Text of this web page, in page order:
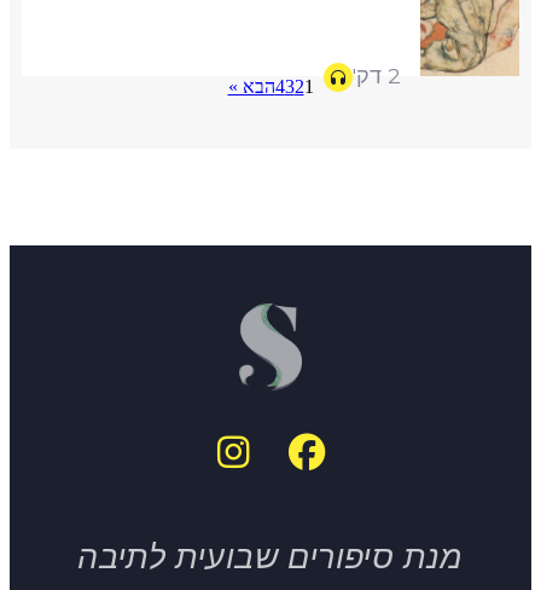
2 דק' 1
2
3
4הבא »
מנת סיפורים שבועית לתיבה